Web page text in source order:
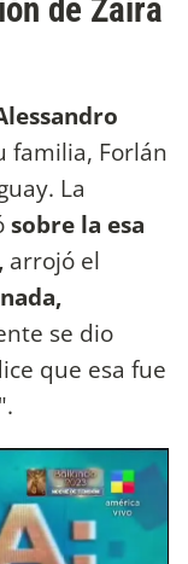
de Zaira
familia, Forlán
La
sobre la esa
arrojó el
se dio
que esa fue